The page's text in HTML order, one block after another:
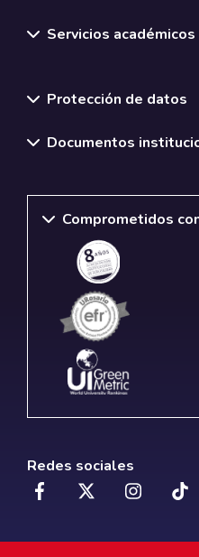
Servicios académicos
Protección de datos
Documentos
Comprometidos
Redes sociales